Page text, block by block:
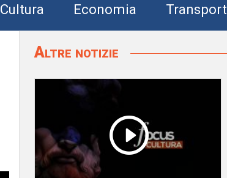
Cultura Economia Transport
Altre notizie